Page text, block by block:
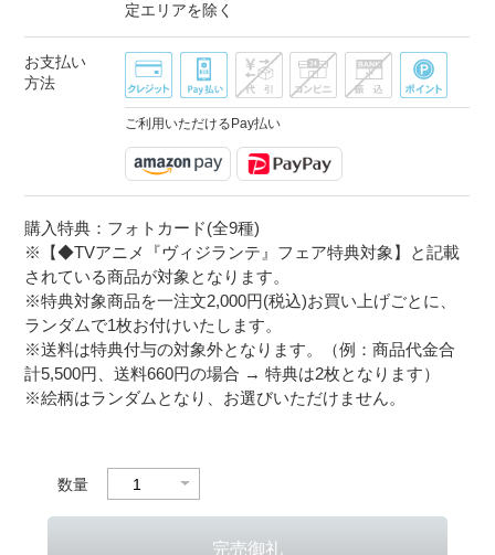
定エリアを除く
お支払い
方法
ご利用いただけるPay払い
購入特典：フォトカード(全9種)
※【◆TVアニメ『ヴィジランテ』フェア特典対象】と記載
されている商品が対象となります。
※特典対象商品を一注文2,000円(税込)お買い上げごとに、
ランダムで1枚お付けいたします。
※送料は特典付与の対象外となります。（例：商品代金合
計5,500円、送料660円の場合 → 特典は2枚となります）
※絵柄はランダムとなり、お選びいただけません。
数量